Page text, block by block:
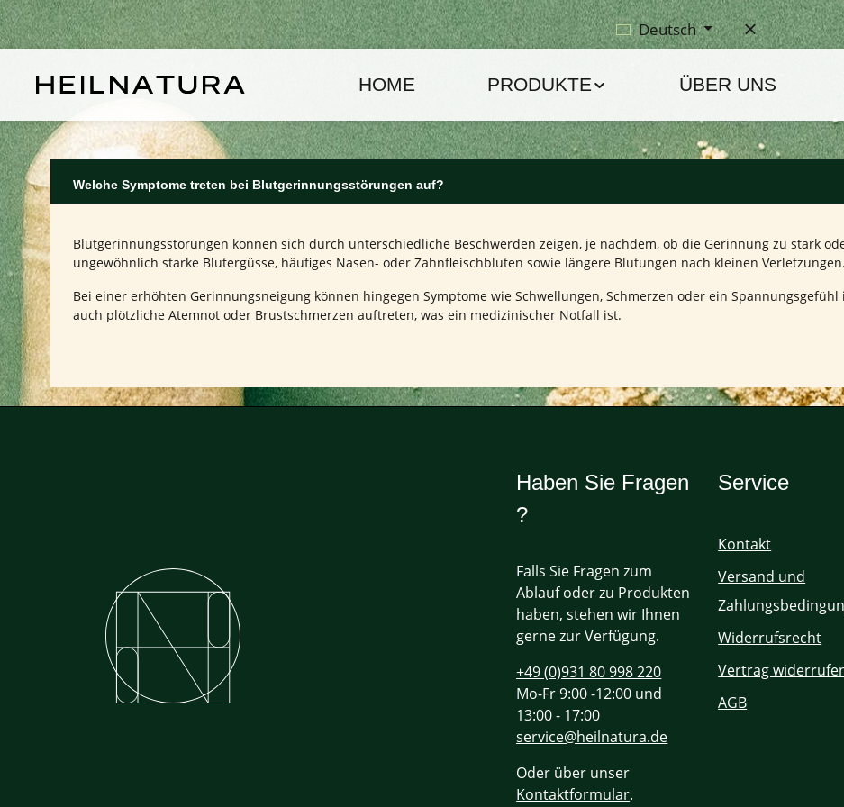
Hauptinhalt springen
Zur Hauptnavigation springen Deutsch
HOME PRODUKTE ÜBER UNS
Welche Symptome treten bei Blutgerinnungsstörungen auf?
Blutgerinnungsstörungen können sich durch unterschiedliche Beschwerden zeigen, je nachdem, ob die Gerinnung zu stark
ungewöhnlich starke Blutergüsse, häufiges Nasen- oder Zahnfleischbluten sowie längere Blutungen nach kleinen Verletzungen.
Bei einer erhöhten Gerinnungsneigung können hingegen Symptome wie Schwellungen, Schmerzen oder ein
auch plötzliche Atemnot oder Brustschmerzen auftreten, was ein medizinischer Notfall ist.
Haben Sie Fragen
?
Falls Sie Fragen zum
Ablauf oder zu Produkten
haben, stehen wir Ihnen
gerne zur Verfügung.
+49 (0)931 80 998 220
Mo-Fr 9:00 -12:00 und
13:00 - 17:00
service@heilnatura.de
Oder über unser
Kontaktformular.
Service
Kontakt
Versand und
Widerrufsrecht
Vertrag
AGB